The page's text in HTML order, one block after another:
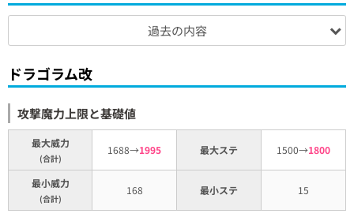
過去の内容
ドラゴラム改
攻撃魔力上限と基礎値
最大威力
(合計)
1688→1995 最大ステ 1500→1800
最小威力
(合計)
168 最小ステ 15